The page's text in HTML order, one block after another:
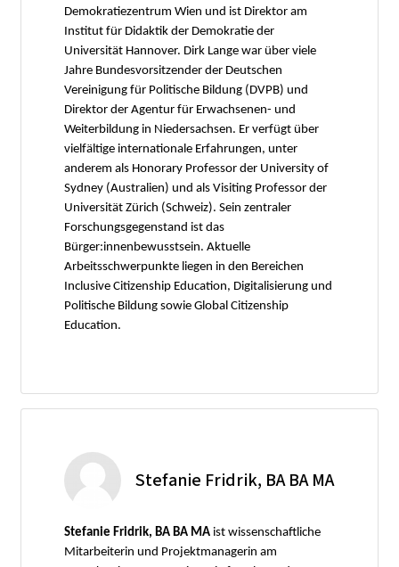
Demokratiezentrum Wien und ist Direktor am
Institut für Didaktik der Demokratie der
Universität Hannover. Dirk Lange war über viele
Jahre Bundesvorsitzender der Deutschen
Vereinigung für Politische Bildung (DVPB) und
Direktor der Agentur für Erwachsenen- und
Weiterbildung in Niedersachsen. Er verfügt über
vielfältige internationale Erfahrungen, unter
anderem als Honorary Professor der University of
Sydney (Australien) und als Visiting Professor der
Universität Zürich (Schweiz). Sein zentraler
Forschungsgegenstand ist das
Bürger:innenbewusstsein. Aktuelle
Arbeitsschwerpunkte liegen in den Bereichen
Inclusive Citizenship Education, Digitalisierung und
Politische Bildung sowie Global Citizenship
Education.
Stefanie Fridrik, BA BA MA
Stefanie Fridrik, BA BA MA ist wissenschaftliche
Mitarbeiterin und Projektmanagerin am